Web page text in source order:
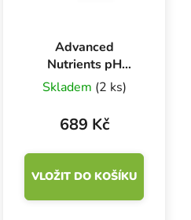
Advanced
Nutrients pH
Perfect Sensi
Grow A+B 1 l,
základní hnojivo
na růst
Skladem (2 ks)
689 Kč
VLOŽIT DO KOŠÍKU